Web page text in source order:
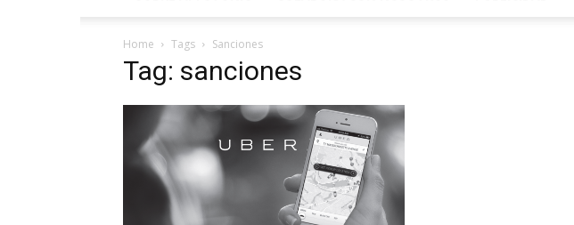
Home Tags Sanciones
Tag: sanciones